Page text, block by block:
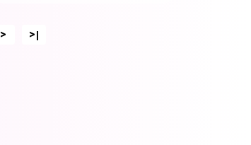
> >|